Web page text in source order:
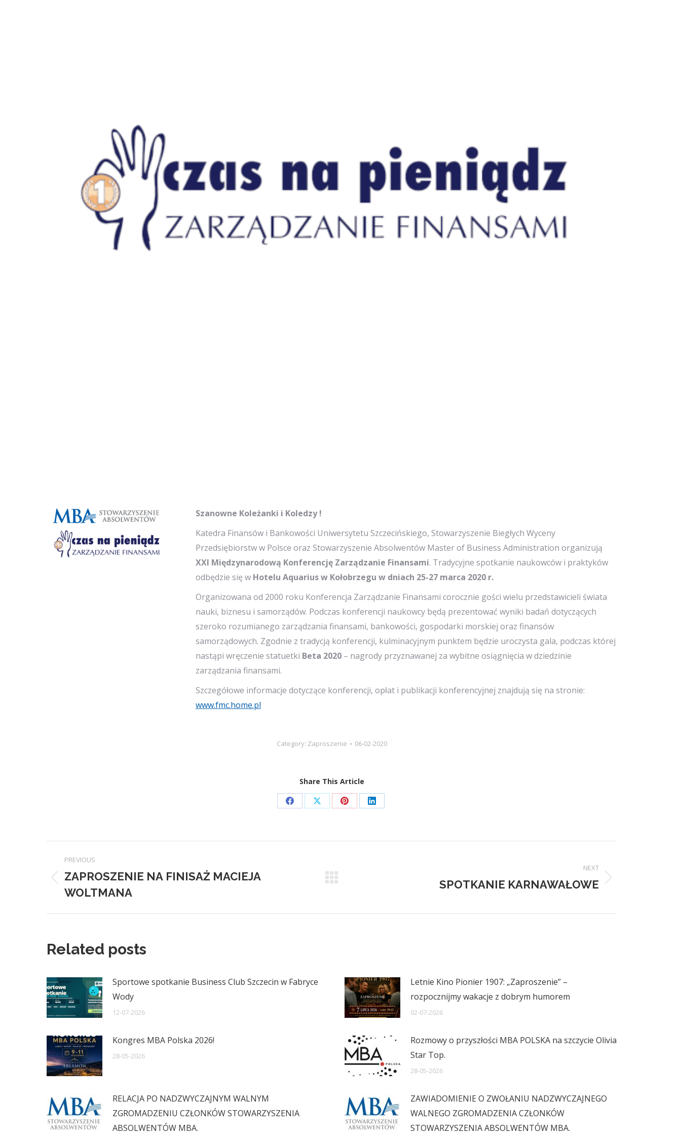
Szanowne Koleżanki i Koledzy !
Katedra Finansów i Bankowości Uniwersytetu Szczecińskiego, Stowarzyszenie Biegłych Wyceny
Przedsiębiorstw w Polsce oraz Stowarzyszenie Absolwentów Master of Business Administration organizują
XXI Międzynarodową Konferencję Zarządzanie Finansami. Tradycyjne spotkanie naukowców i praktyków
odbędzie się w Hotelu Aquarius w Kołobrzegu w dniach 25-27 marca 2020 r.
Organizowana od 2000 roku Konferencja Zarządzanie Finansami corocznie gości wielu przedstawicieli świata
nauki, biznesu i samorządów. Podczas konferencji naukowcy będą prezentować wyniki badań dotyczących
szeroko rozumianego zarządzania finansami, bankowości, gospodarki morskiej oraz finansów
samorządowych. Zgodnie z tradycją konferencji, kulminacyjnym punktem będzie uroczysta gala, podczas której
nastąpi wręczenie statuetki Beta 2020– nagrody przyznawanej za wybitne osiągnięcia w dziedzinie
zarządzania finansami.
Szczegółowe informacje dotyczące konferencji, opłat i publikacji konferencyjnej znajdują się na stronie:
www.fmc.home.pl
Category: Zaproszenie 06-02-2020
Share This Article
Share
Facebook
Share
X
Share
Pinterest
Share
LinkedIn
Post
navigation
PREVIOUS
Previous
post:
ZAPROSZENIE NA FINISAŻ MACIEJA
WOLTMANA
NEXT
SPOTKANIE KARNAWAŁOWE
Related posts
Sportowe spotkanie Business Club Szczecin w Fabryce
Wody
12-07-2026
Letnie Kino Pionier 1907: „Zaproszenie” –
rozpocznijmy wakacje z dobrym humorem
02-07-2026
Kongres MBA Polska 2026!
28-05-2026
Rozmowy o przyszłości MBA POLSKA na szczycie Olivia
Star Top.
28-05-2026
RELACJA PO NADZWYCZAJNYM WALNYM
ZGROMADZENIU CZŁONKÓW STOWARZYSZENIA
ABSOLWENTÓW MBA.
ZAWIADOMIENIE O ZWOŁANIU NADZWYCZAJNEGO
WALNEGO ZGROMADZENIA CZŁONKÓW
STOWARZYSZENIA ABSOLWENTÓW MBA.